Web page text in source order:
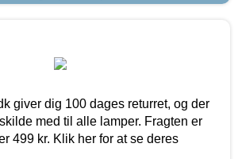
giver dig 100 dages returret, og der
med til alle lamper. Fragten er
499 kr. Klik her for at se deres